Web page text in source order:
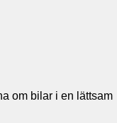
om bilar i en lättsam